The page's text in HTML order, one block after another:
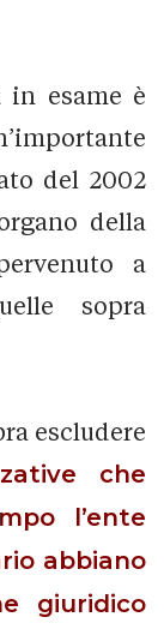
in esame è
del 2002
della
a
sopra
escludere
che
l’ente
abbiano
giuridico